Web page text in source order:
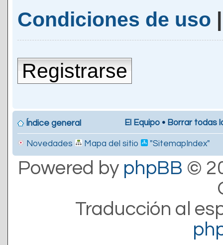
Condiciones de uso
Registrarse
Índice general El Equipo • Borrar todas
Novedades Mapa del sitio "SitemapIndex"
Powered by phpBB ©
Traducción al